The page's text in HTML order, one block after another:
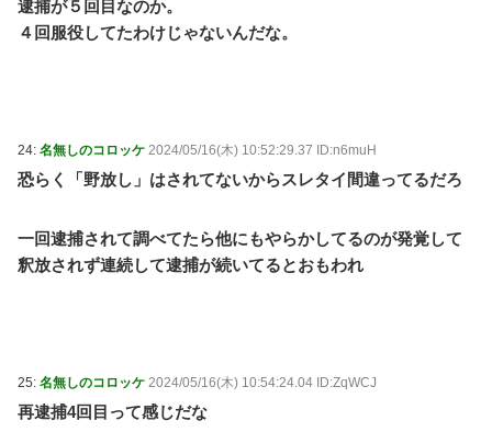
逮捕が５回目なのか。
４回服役してたわけじゃないんだな。
24: 名無しのコロッケ 2024/05/16(木) 10:52:29.37 ID:n6muH
恐らく「野放し」はされてないからスレタイ間違ってるだろ
一回逮捕されて調べてたら他にもやらかしてるのが発覚して
釈放されず連続して逮捕が続いてるとおもわれ
25: 名無しのコロッケ 2024/05/16(木) 10:54:24.04 ID:ZqWCJ
再逮捕4回目って感じだな